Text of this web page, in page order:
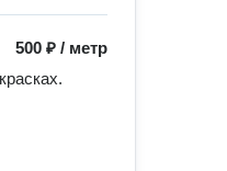
500 ₽ / метр